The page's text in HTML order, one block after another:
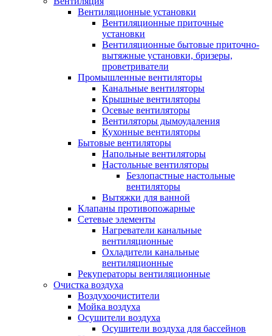
Вентиляционные установки
Вентиляционные приточные
установки
Вентиляционные бытовые приточно-
вытяжные установки, бризеры,
проветриватели
Промышленные вентиляторы
Канальные вентиляторы
Крышные вентиляторы
Осевые вентиляторы
Вентиляторы дымоудаления
Кухонные вентиляторы
Бытовые вентиляторы
Напольные вентиляторы
Настольные вентиляторы
Безлопастные настольные
вентиляторы
Вытяжки для ванной
Клапаны противопожарные
Сетевые элементы
Нагреватели канальные
вентиляционные
Охладители канальные
вентиляционные
Рекуператоры вентиляционные
Очистка воздуха
Воздухоочистители
Мойка воздуха
Осушители воздуха
Осушители воздуха для бассейнов